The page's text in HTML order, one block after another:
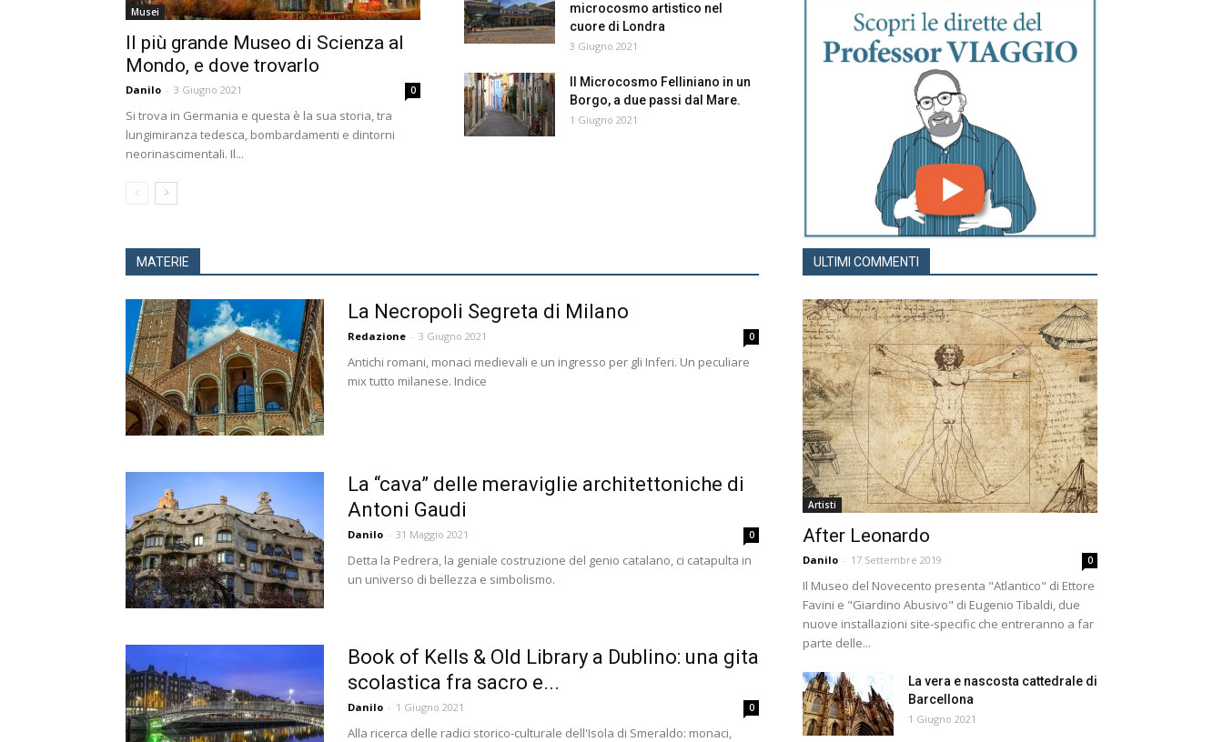
Musei
Il più grande Museo di Scienza al
Mondo, e dove trovarlo
Danilo - 3 Giugno 2021 0
Si trova in Germania e questa è la sua storia, tra
lungimiranza tedesca, bombardamenti e dintorni
neorinascimentali. Il...
microcosmo artistico nel
cuore di Londra
3 Giugno 2021
Il Microcosmo Felliniano in un
Borgo, a due passi dal Mare.
1 Giugno 2021
MATERIE
La Necropoli Segreta di Milano
Redazione - 3 Giugno 2021 0
Antichi romani, monaci medievali e un ingresso per gli Inferi. Un peculiare
mix tutto milanese. Indice
La “cava” delle meraviglie architettoniche di
Antoni Gaudi
Danilo - 31 Maggio 2021 0
Detta la Pedrera, la geniale costruzione del genio catalano, ci catapulta in
un universo di bellezza e simbolismo.
Book of Kells & Old Library a Dublino: una gita
scolastica fra sacro e...
Danilo - 1 Giugno 2021 0
Alla ricerca delle radici storico-culturale dell'Isola di Smeraldo: monaci,
ULTIMI COMMENTI
Artisti
After Leonardo
Danilo - 17 Settembre 2019 0
Il Museo del Novecento presenta "Atlantico" di Ettore
Favini e "Giardino Abusivo" di Eugenio Tibaldi, due
nuove installazioni site-specific che entreranno a far
parte delle...
La vera e nascosta cattedrale di
Barcellona
1 Giugno 2021